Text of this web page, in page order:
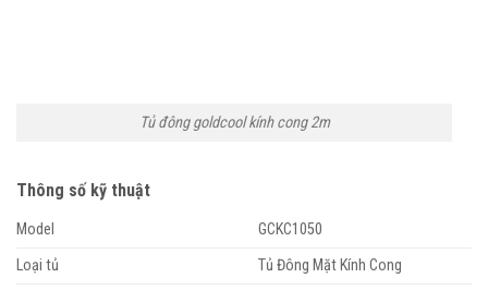
Tủ đông goldcool kính cong 2m
Thông số kỹ thuật
Model
GCKC1050
Loại tủ
Tủ Đông Mặt Kính Cong